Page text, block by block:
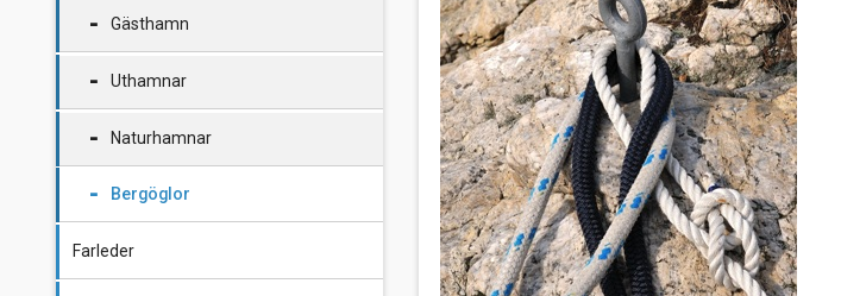
Bojflaggan
Bojar längs Skånekusten o
Gästhamn
Uthamnar
Naturhamnar
Bergöglor
Farleder